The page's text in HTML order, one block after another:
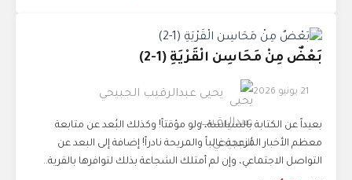
بَعْضٌ مِنْ مَحَاسِن الْقَرْيَةِ (1-2)
21 يونيو 2026 يحيى عبدالرقيب الجبيحي
بعيداً عن الكتابة بالسياسة، ولو مؤقتاً! وكذلك البُعد عن متابعة
معظم الأخبار المُزعجة غالباً والمريحة نادراً! إضافة إلى البعد عن
التواصل الاجتماعي، وإن لم أمتلك الشجاعة بذلك لتوافرها بالقرية..